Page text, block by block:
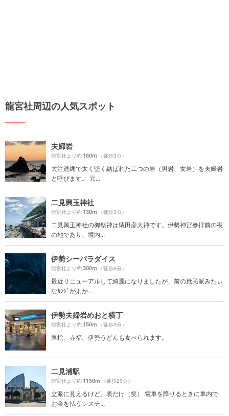
龍宮社周辺の人気スポット
夫婦岩
龍宮社より約160m （徒歩3分）
大注連縄で太く堅く結ばれた二つの岩（男岩、女岩）を夫婦岩
と呼びます。 元...
二見興玉神社
龍宮社より約130m （徒歩3分）
二見興玉神社の御祭神は猿田彦大神です。伊勢神宮参拝前の禊
の地であり、境内...
伊勢シーパラダイス
龍宮社より約300m （徒歩6分）
最近リニューアルして綺麗になりましたが、前の庶民派みたぃ
なｶﾝｼﾞがよか...
伊勢夫婦岩めおと横丁
龍宮社より約150m （徒歩3分）
豚捨、赤福、伊勢うどんも食べられます。
二見浦駅
龍宮社より約1150m （徒歩20分）
立派に見えるけど、表だけ（笑） 電車を降りるときに車内で
お金を払うシステ...